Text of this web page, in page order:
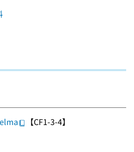
【CF1-3-4】